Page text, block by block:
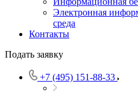
Электронная
среда
Контакты
Подать заявку
+7 (495) 151-88-33